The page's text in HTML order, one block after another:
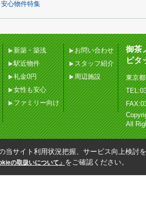
心物件特集
新築・築浅
駅近物件
礼金0円
女性も安心
ファミリー向け
お問い合わせ
スタッフ紹介
周辺施設
御茶
ピタ
東京
All
当サイト利用状況把握、サービス向上検討
の取扱いについて」 をご確認ください。